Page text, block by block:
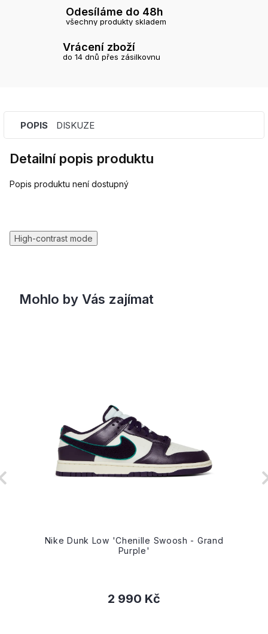
Odesíláme do 48h
všechny produkty skladem
Vrácení zboží
do 14 dnů přes zásilkovnu
POPIS DISKUZE
Detailní popis produktu
Popis produktu není dostupný
High-contrast mode
Nike Dunk Low 'Chenille Swoosh - Grand
Purple'
2 990 Kč